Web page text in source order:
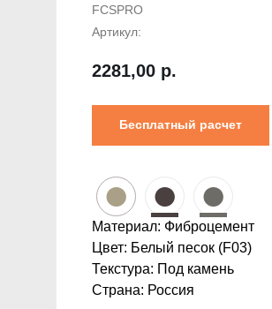
FCSPRO
Артикул:
2281,00 р.
Бесплатный расчет
● ● ●
Материал: Фиброцемент
Цвет: Белый песок (F03)
Текстура: Под камень
Страна: Россия